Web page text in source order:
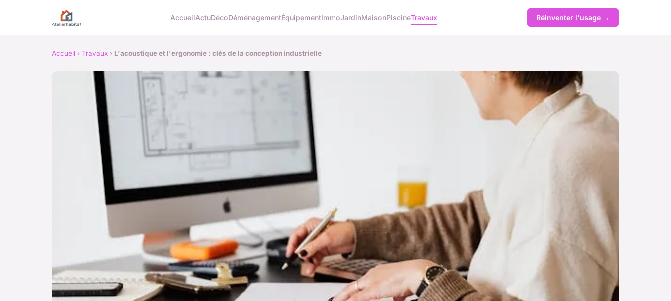
AccueilActuDécoDéménagementÉquipementImmoJardinMaisonPiscineTravaux Réinventer l'usage →
Accueil › Travaux › L'acoustique et l'ergonomie : clés de la conception industrielle